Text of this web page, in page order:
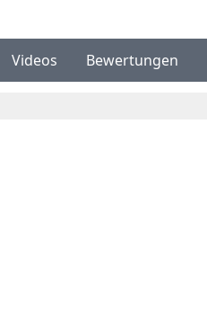
Videos Bewertungen